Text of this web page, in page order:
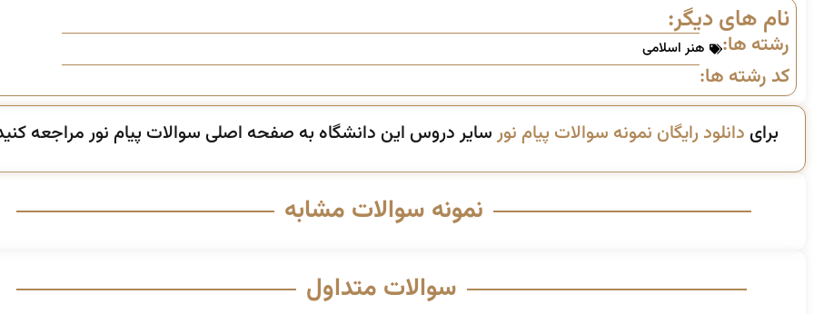
نام های دیگر:
رشته ها: هنر اسلامی
کد رشته ها:
برای دانلود رایگان نمونه سوالات پیام نورسایر دروس این دانشگاه به صفحه اصلی سوالات پیام نور مراجعه
نمونه سوالات مشابه
سوالات متداول